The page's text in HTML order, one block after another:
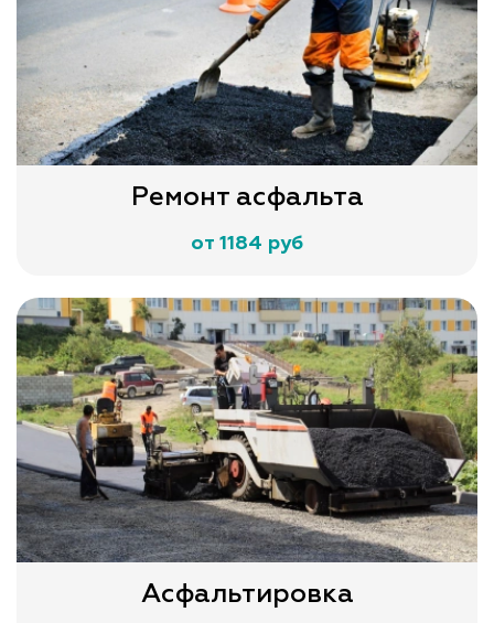
Ремонт асфальта
от 1184 руб
Асфальтировка